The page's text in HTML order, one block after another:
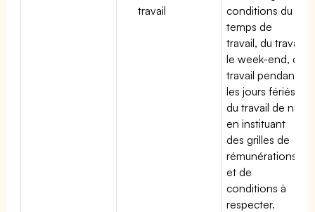
travail
conditions du
temps de
travail, du travail
le week-end, du
travail pendant
les jours fériés,
du travail de nuit
en instituant
des grilles de
rémunérations
et de
conditions à
respecter.